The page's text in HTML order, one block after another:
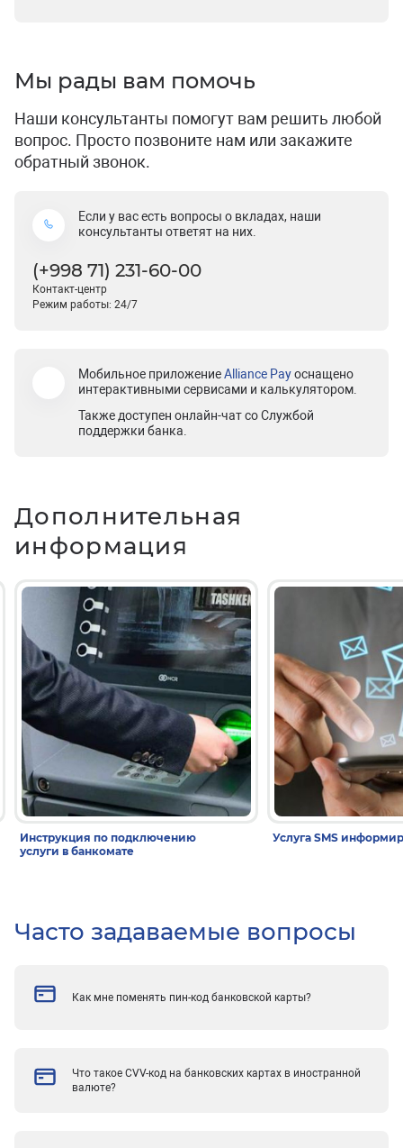
Мы рады вам помочь
Наши консультанты помогут вам решить любой
вопрос. Просто позвоните нам или закажите
обратный звонок.
Если у вас есть вопросы о вкладах, наши
консультанты ответят на них.
(+998 71) 231-60-00
Контакт-центр
Режим работы: 24/7
Мобильное приложениеAlliance Payоснащено
интерактивными сервисами и калькулятором.
Также доступен онлайн-чат со Службой
поддержки банка.
Дополнительная
информация
Инструкция по подключению
услуги в банкомате
Услуга SMS
Часто задаваемые вопросы
Как мне поменять пин-код банковской карты?
Что такое CVV-код на банковских картах в иностранной
валюте?